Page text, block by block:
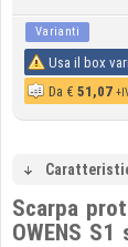
Varianti
Usa il box
Da € 51,07
Scarpa
OWENS